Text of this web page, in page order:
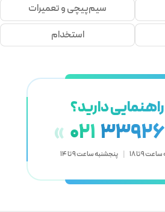
سیم‌پیچی و تعمیرات
استخدام
راهنمایی دارید؟
« 021
9 تا 18 | پنجشنبه ساعت 9 تا 14